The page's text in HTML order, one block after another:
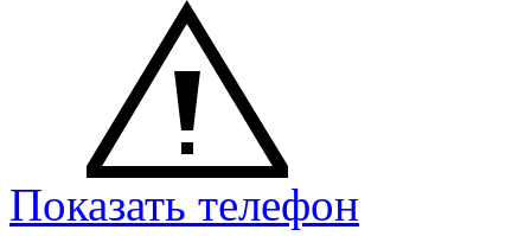
Показать телефон